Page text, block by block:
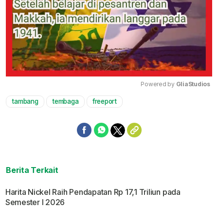
Powered by GliaStudios
tambang tembaga freeport
Berita Terkait
Harita Nickel Raih Pendapatan Rp 17,1 Triliun pada
Semester I 2026